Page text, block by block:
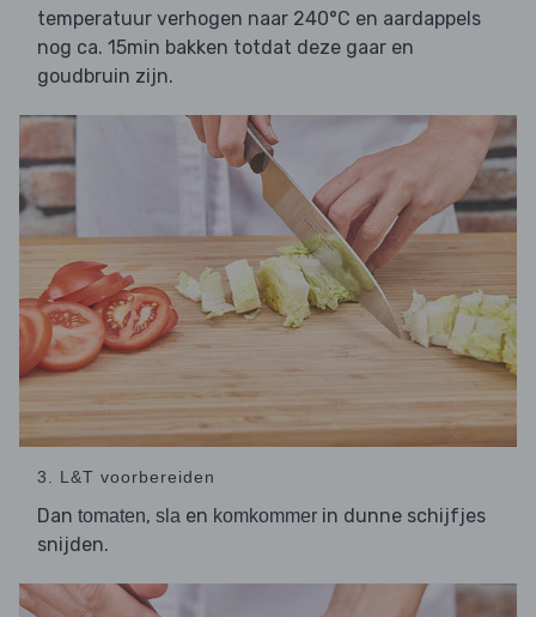
temperatuur verhogen naar 240°C en aardappels
nog ca. 15min bakken totdat deze gaar en
goudbruin zijn.
3. L&T voorbereiden
Dan tomaten, sla en komkommer in dunne schijfjes
snijden.